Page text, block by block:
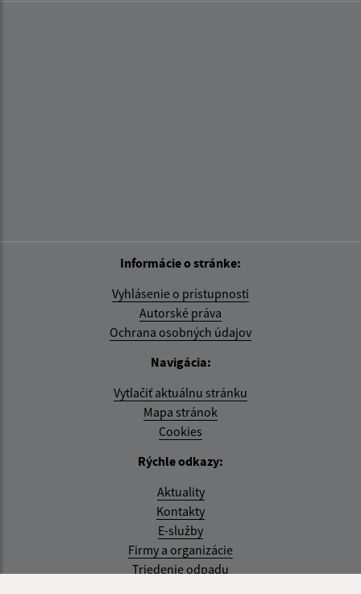
Informácie o stránke:
Vyhlásenie o prístupnosti
Autorské práva
Ochrana osobných údajov
Navigácia:
Vytlačiť aktuálnu stránku
Mapa stránok
Cookies
Rýchle odkazy:
Aktuality
Kontakty
E-služby
Firmy a organizácie
Triedenie odpadu